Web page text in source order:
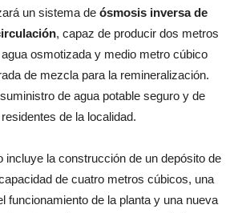
un sistema de ósmosis inversa de
, capaz de producir dos metros
osmotizada y medio metro cúbico
de mezcla para la remineralización.
de agua potable seguro y de
de la localidad.
incluye la construcción de un depósito de
de cuatro metros cúbicos, una
funcionamiento de la planta y una nueva